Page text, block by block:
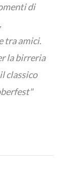
di
tra amici.
la birreria
classico